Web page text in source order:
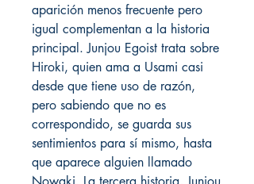
aparición menos frecuente pero
igual complementan a la historia
principal. Junjou Egoist trata sobre
Hiroki, quien ama a Usami casi
desde que tiene uso de razón,
pero sabiendo que no es
correspondido, se guarda sus
sentimientos para sí mismo, hasta
que aparece alguien llamado